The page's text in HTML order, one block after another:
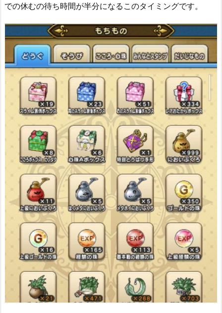
での休むの待ち時間が半分になるこのタイミングです。